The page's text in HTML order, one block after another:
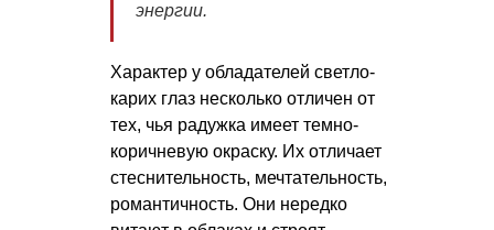
энергии.
Характер у обладателей светло-
карих глаз несколько отличен от
тех, чья радужка имеет темно-
коричневую окраску. Их отличает
стеснительность, мечтательность,
романтичность. Они нередко